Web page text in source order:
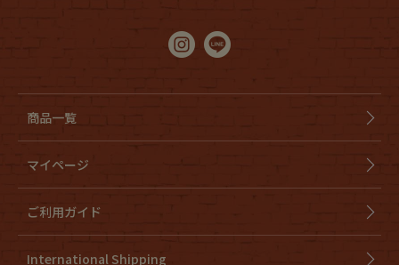
商品一覧
マイページ
ご利用ガイド
International Shipping